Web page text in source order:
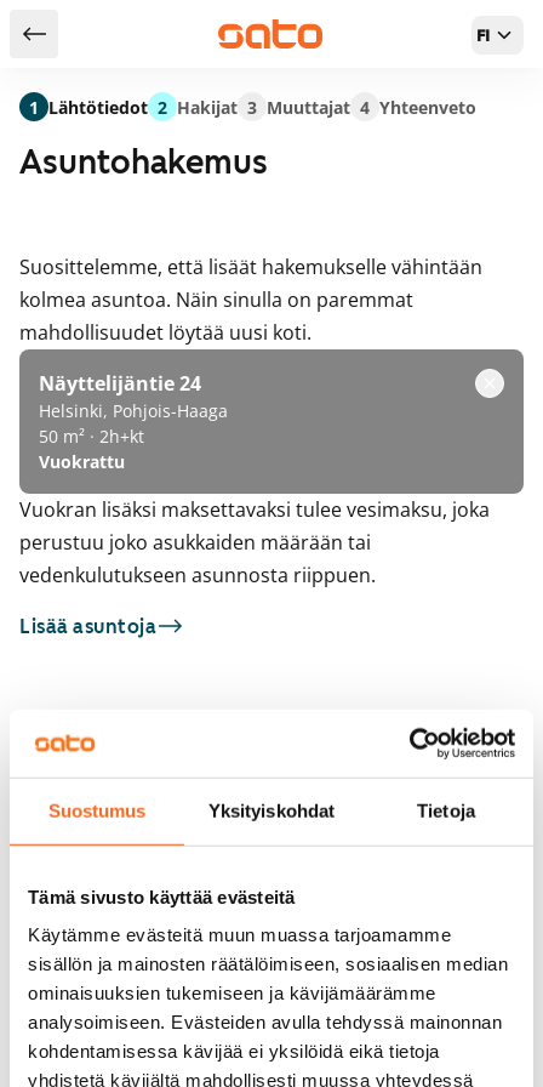
Suostumus Yksityiskohdat Tietoja
Tämä sivusto käyttää evästeitä
Käytämme evästeitä muun muassa tarjoamamme
sisällön ja mainosten räätälöimiseen, sosiaalisen median
ominaisuuksien tukemiseen ja kävijämäärämme
analysoimiseen. Evästeiden avulla tehdyssä mainonnan
kohdentamisessa kävijää ei yksilöidä eikä tietoja
yhdistetä kävijältä mahdollisesti muussa yhteydessä
Takaisin hakutuloksiin FI
Asuntohakemus
Suosittelemme, että lisäät hakemukselle vähintään
kolmea asuntoa. Näin sinulla on paremmat
mahdollisuudet löytää uusi koti.
Näyttelijäntie 24
Helsinki, Pohjois-Haaga
50 m² · 2h+kt
Vuokrattu
Vuokran lisäksi maksettavaksi tulee vesimaksu, joka
perustuu joko asukkaiden määrään tai
vedenkulutukseen asunnosta riippuen.
Lisää asuntoja
Sinua saattaisi kiinnostaa myös
14
Ida Aalbergin tie 3a
53 m² · 2h+k
Vapautumassa 1.9.
869 €
Ida Aalbergin tie 3a
Vapautumassa 1.9.
1 Lähtötiedot 2 Hakijat 3 Muuttajat 4 Yhteenveto